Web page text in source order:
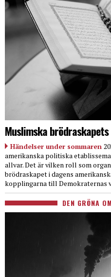
Muslimska
Händelser under sommaren
amerikanska politiska
allvar. Det är vilken roll som
brödraskapet i dagens
kopplingarna till Demokraternas
DEN GRÖNA